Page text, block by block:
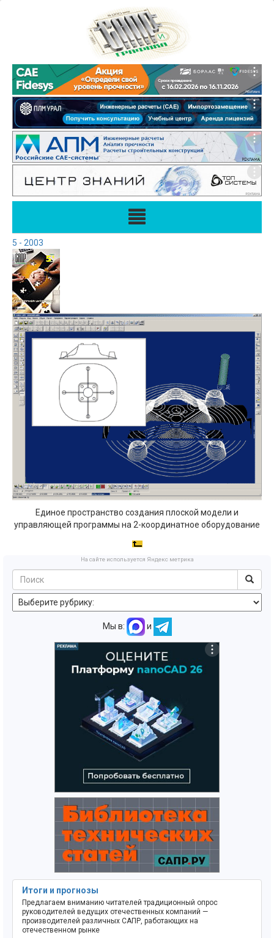
5 - 2003
Единое пространство создания плоской модели и
управляющей программы на 2-координатное оборудование
На сайте используется Яндекс метрика
Мы в: и
Итоги и прогнозы
Предлагаем вниманию читателей традиционный опрос
руководителей ведущих отечественных компаний —
производителей различных САПР, работающих на
отечественном рынке